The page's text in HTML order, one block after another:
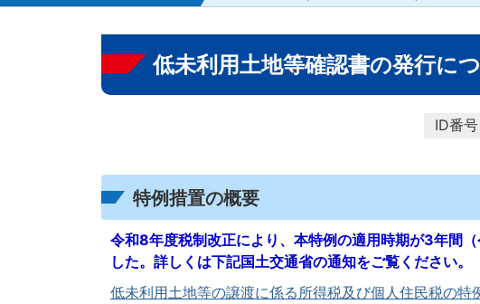
低未利用土地等確認書の発行に
ID番号
特例措置の概要
令和8年度税制改正により、本特例の適用時期が3年間
した。詳しくは下記国土交通省の通知をご覧ください。
低未利用土地等の譲渡に係る所得税及び個人住民税の